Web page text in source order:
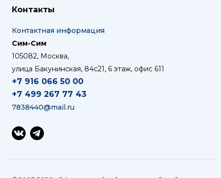
Контакты
Контактная информация
Сим-Сим
105082, Москва,
улица Бакунинская, 84с21, 6 этаж, офис 611
+7 916 066 50 00
+7 499 267 77 43
7838440@mail.ru